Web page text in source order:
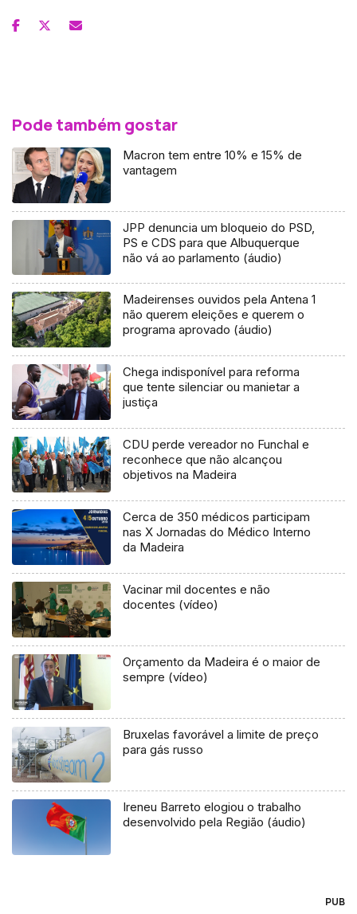
Pode também gostar
Macron tem entre 10% e 15% de
vantagem
JPP denuncia um bloqueio do PSD,
PS e CDS para que Albuquerque
não vá ao parlamento (áudio)
Madeirenses ouvidos pela Antena 1
não querem eleições e querem o
programa aprovado (áudio)
Chega indisponível para reforma
que tente silenciar ou manietar a
justiça
CDU perde vereador no Funchal e
reconhece que não alcançou
objetivos na Madeira
Cerca de 350 médicos participam
nas X Jornadas do Médico Interno
da Madeira
Vacinar mil docentes e não
docentes (vídeo)
Orçamento da Madeira é o maior de
sempre (vídeo)
Bruxelas favorável a limite de preço
para gás russo
Ireneu Barreto elogiou o trabalho
desenvolvido pela Região (áudio)
PUB